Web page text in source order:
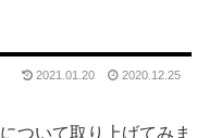
2021.01.20 2020.12.25
ついて取り上げてみま